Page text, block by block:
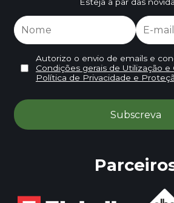
Autorizo o envio de emails e
Condições gerais de Utilização e
Política de Privacidade e